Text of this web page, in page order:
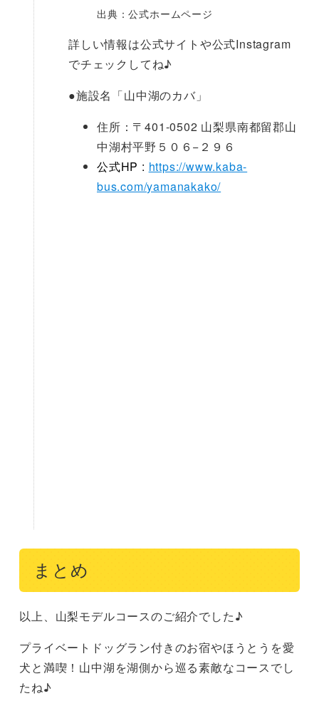
出典：公式ホームページ
詳しい情報は公式サイトや公式Instagram
でチェックしてね♪
●施設名「山中湖のカバ」
住所：〒401-0502 山梨県南都留郡山
中湖村平野５０６−２９６
公式HP : https://www.kaba-
bus.com/yamanakako/
まとめ
以上、山梨モデルコースのご紹介でした♪
プライベートドッグラン付きのお宿やほうとうを愛
犬と満喫！山中湖を湖側から巡る素敵なコースでし
たね♪